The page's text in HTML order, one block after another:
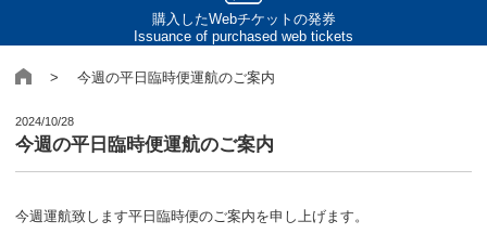
購入したWebチケットの発券
Issuance of purchased web tickets
> 今週の平日臨時便運航のご案内
2024/10/28
今週の平日臨時便運航のご案内
今週運航致します平日臨時便のご案内を申し上げます。